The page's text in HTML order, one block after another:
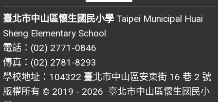
臺北市中山區懷生國民小學 Taipei Municipal Huai
Sheng Elementary School
電話：(02) 2771-0846
傳真：(02) 2781-8293
學校地址：104322 臺北市中山區安東街 16 巷 2 號
版權所有 © 2019 - 2026 臺北市中山區懷生國民小